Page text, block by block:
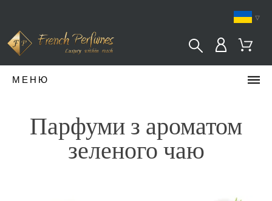
МЕНЮ
Парфуми з ароматом
зеленого чаю
▿